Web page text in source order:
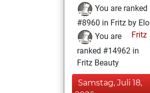
You are ranked
#8960 in Fritz by Elo
Fritz
You are
ranked #14962 in
Fritz Beauty
Samstag, Juli 18,